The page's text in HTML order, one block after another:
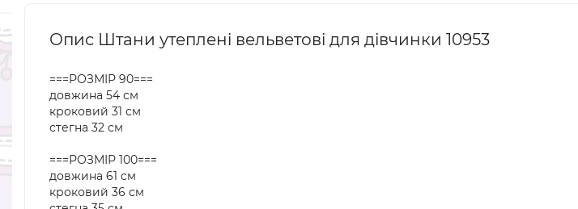
Опис Штани утеплені вельветові для дівчинки 10953
===РОЗМІР 90===
довжина 54 см
кроковий 31 см
стегна 32 см
===РОЗМІР 100===
довжина 61 см
кроковий 36 см